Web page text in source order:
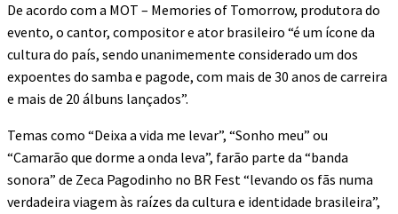
De acordo com a MOT – Memories of Tomorrow, produtora do
evento, o cantor, compositor e ator brasileiro “é um ícone da
cultura do país, sendo unanimemente considerado um dos
expoentes do samba e pagode, com mais de 30 anos de carreira
e mais de 20 álbuns lançados”.
Temas como “Deixa a vida me levar”, “Sonho meu” ou
“Camarão que dorme a onda leva”, farão parte da “banda
sonora” de Zeca Pagodinho no BR Fest “levando os fãs numa
verdadeira viagem às raízes da cultura e identidade brasileira”,